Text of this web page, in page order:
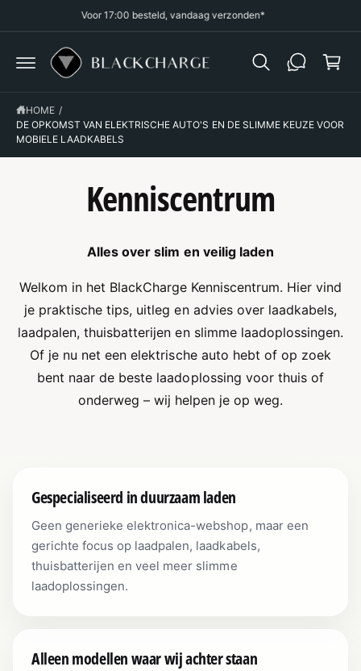
O
N
N
T
Voor 17:00 besteld, vandaag verzonden*
w
e
HOME /
DE OPKOMST VAN ELEKTRISCHE AUTO'S EN DE SLIMME KEUZE VOOR
MOBIELE LAADKABELS
Kenniscentrum
Alles over slim en veilig laden
Welkom in het BlackCharge Kenniscentrum. Hier vind
je praktische tips, uitleg en advies over laadkabels,
laadpalen, thuisbatterijen en slimme laadoplossingen.
Of je nu net een elektrische auto hebt of op zoek
bent naar de beste laadoplossing voor thuis of
onderweg – wij helpen je op weg.
Gespecialiseerd in duurzaam laden
Geen generieke elektronica-webshop, maar een
gerichte focus op laadpalen, laadkabels,
thuisbatterijen en veel meer slimme
laadoplossingen.
Alleen modellen waar wij achter staan